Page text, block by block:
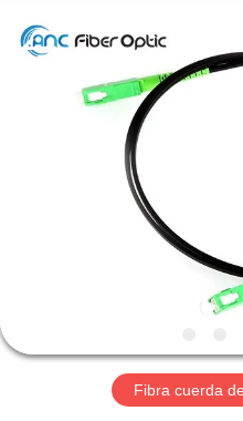
HOGAR
PRODUCTOS
VIAJE
Copyright
2019
ancfiberoptic.com.
Fibra cuerda